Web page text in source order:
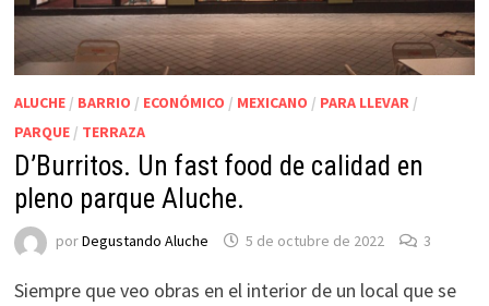
ALUCHE/ BARRIO / ECONÓMICO / MEXICANO / PARA LLEVAR/
PARQUE/ TERRAZA
D’Burritos. Un fast food de calidad en
pleno parque Aluche.
porDegustando Aluche 5 de octubre de 2022 3
Siempre que veo obras en el interior de un local que se